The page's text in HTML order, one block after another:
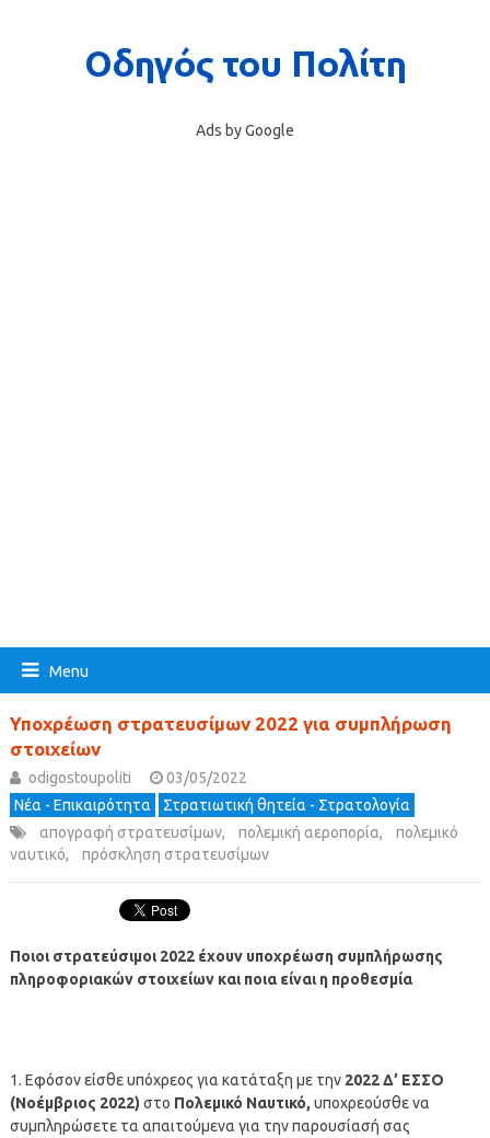
Ads by Google
Menu
Υποχρέωση στρατευσίμων 2022 για συμπλήρωση
στοιχείων
odigostoupoliti
03/05/2022
Νέα - Επικαιρότητα
Στρατιωτική θητεία - Στρατολογία
απογραφή στρατευσίμων, πολεμική αεροπορία,
πολεμικό
ναυτικό, πρόσκληση στρατευσίμων
Ποιοι στρατεύσιμοι 2022 έχουν υποχρέωση συμπλήρωσης
πληροφοριακών στοιχείων και ποια είναι η προθεσμία
1. Εφόσον είσθε υπόχρεος για κατάταξη με την 2022 Δ’ ΕΣΣΟ
(Νοέμβριος 2022) στο Πολεμικό Ναυτικό, υποχρεούσθε να
συμπληρώσετε τα απαιτούμενα για την παρουσίασή σας